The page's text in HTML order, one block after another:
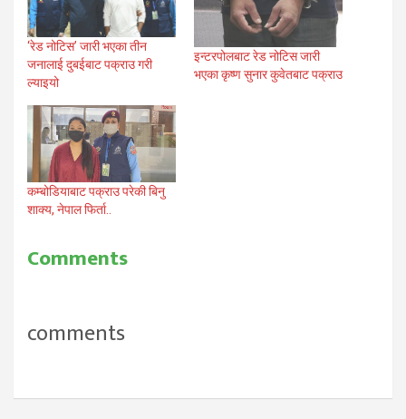
‘रेड नोटिस’ जारी भएका तीन
जनालाई दुबईबाट पक्राउ गरी
ल्याइयो
इन्टरपोलबाट रेड नोटिस जारी
भएका कृष्ण सुनार कुवेतबाट पक्राउ
कम्बोडियाबाट पक्राउ परेकी बिनु
शाक्य, नेपाल फिर्ता..
Comments
comments